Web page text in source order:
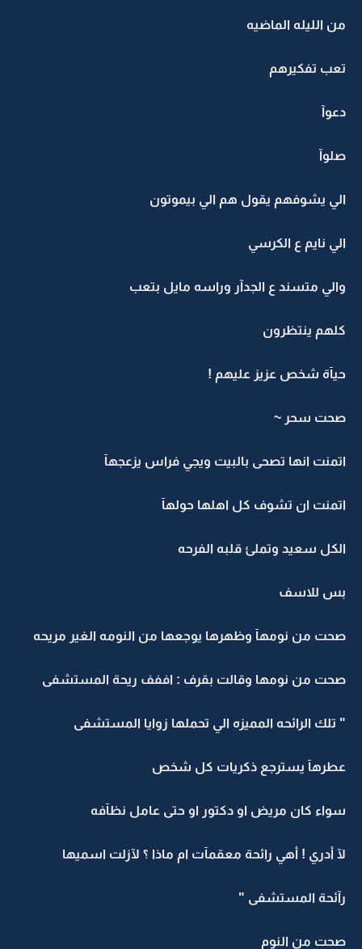
من الليله الماضيه
تعب تفكيرهم
دعوآ
صلوآ
الي يشوفهم يقول هم الي بيموتون
الي نايم ع الكرسي
والي متسند ع الجدآر وراسه مايل بتعب
كلهم ينتظرون
حيآة شخص عزيز عليهم !
صحت سحر ~
اتمنت انها تصحى بالبيت ويجي فراس يزعجهآ
اتمنت ان تشوف كل اهلها حولهآ
الكل سعيد وتملئ قلبه الفرحه
بس للاسف
صحت من نومهآ وظهرها يوجعها من النومه الغير مريحه
صحت من نومها وقالت بقرف : اففف ريحة المستشفى
" تلك الرائحه المميزه الي تحملها زوايا المستشفى
عطرهآ يسترجع ذكريات كل شخص
سواء كان مريض او دكتور او حتى عامل نظآفه
لآ أدري ! أهي رائحة معقمآت ام ماذا ؟ لآزلت اسميها
رآئحة المستشفى "
صحت من النوم